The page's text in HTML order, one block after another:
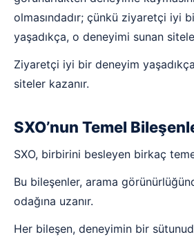
olmasındadır; çünkü ziyaretçi iyi
yaşadıkça, o deneyimi sunan
Ziyaretçi iyi bir deneyim
siteler kazanır.
SXO’nun Temel
SXO, birbirini besleyen birkaç
Bu bileşenler, arama
odağına uzanır.
Her bileşen, deneyimin bir